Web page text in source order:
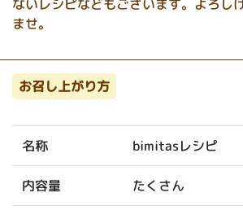
ないレシピなどもございます。よろし
ませ。
お召し上がり方
名称 bimitasレシピ
内容量 たくさん